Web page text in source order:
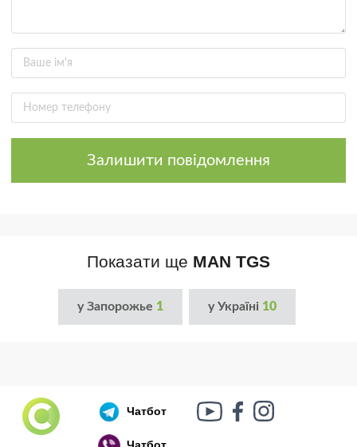
Залишити повідомлення
Показати ще MAN TGS
у Запорожье 1 у Україні 10
Чатбот
Чатбот